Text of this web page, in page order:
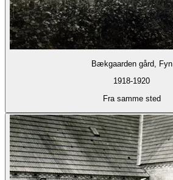
Bækgaarden gård, Fyn
1918-1920
Fra samme sted